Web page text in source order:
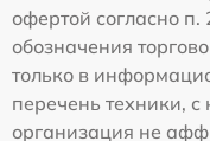
офертой согласно
обозначения
только в
перечень техники,
организация не